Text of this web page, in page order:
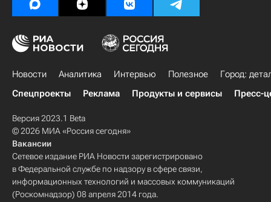
Новости Аналитика Интервью Полезное
Город:
Спецпроекты
Реклама Продукты и сервисы Пресс-
Версия 2023.1 Beta
© 2026 МИА «Россия сегодня»
Вакансии
Сетевое издание РИА Новости зарегистрировано
в Федеральной службе по надзору в сфере связи,
информационных технологий и массовых коммуникаций
(Роскомнадзор) 08 апреля 2014 года.